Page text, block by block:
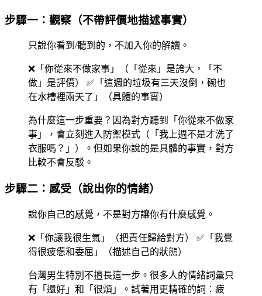
步驟一：觀察（不帶評價地描述事實）
只說你看到/聽到的，不加入你的解讀。
❌「你從來不做家事」（「從來」是誇大，「不
做」是評價） ✅「這週的垃圾有三天沒倒，碗也
在水槽裡兩天了」（具體的事實）
為什麼這一步重要？因為對方聽到「你從來不做家
事」，會立刻進入防禦模式（「我上週不是才洗了
衣服嗎？」）。但如果你說的是具體的事實，對方
比較不會反駁。
步驟二：感受（說出你的情緒）
說你自己的感覺，不是對方讓你有什麼感覺。
❌「你讓我很生氣」（把責任歸給對方） ✅「我覺
得很疲憊和委屈」（描述自己的狀態）
台灣男生特別不擅長這一步。很多人的情緒詞彙只
有「還好」和「很煩」。試著用更精確的詞：疲